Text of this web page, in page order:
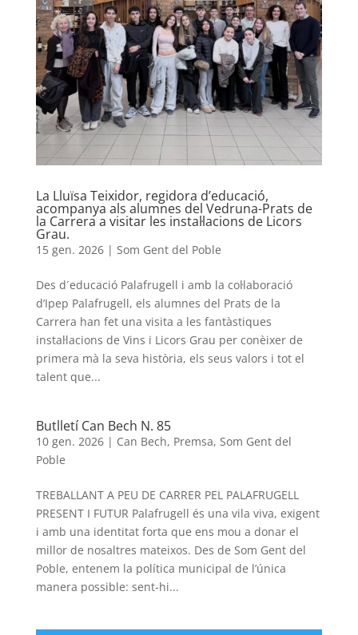
La Lluïsa Teixidor, regidora d’educació,
acompanya als alumnes del Vedruna-Prats de
la Carrera a visitar les instal·lacions de Licors
Grau.
15 gen. 2026| Som Gent del Poble
Des d´educació Palafrugell i amb la col·laboració
d’Ipep Palafrugell, els alumnes del Prats de la
Carrera han fet una visita a les fantàstiques
instal·lacions de Vins i Licors Grau per conèixer de
primera mà la seva història, els seus valors i tot el
talent que...
Butlletí Can Bech N. 85
10 gen. 2026| Can Bech, Premsa, Som Gent del
Poble
TREBALLANT A PEU DE CARRER PEL PALAFRUGELL
PRESENT I FUTUR Palafrugell és una vila viva, exigent
i amb una identitat forta que ens mou a donar el
millor de nosaltres mateixos. Des de Som Gent del
Poble, entenem la política municipal de l’única
manera possible: sent-hi...